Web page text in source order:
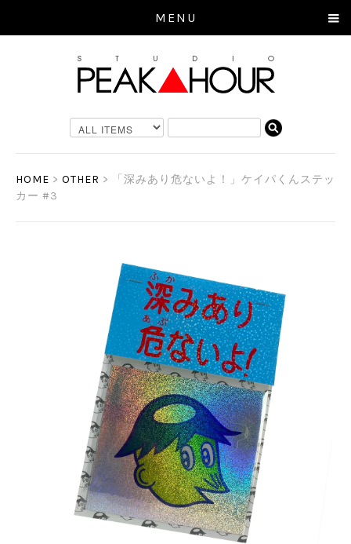
MENU
HOME > OTHER >
「深みあり危ないよ！」ケイパくんステッ
カー #3